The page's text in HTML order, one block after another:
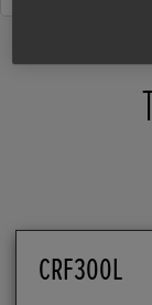
CRF300L